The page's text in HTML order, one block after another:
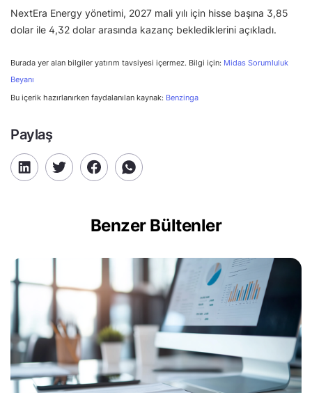
NextEra Energy yönetimi, 2027 mali yılı için hisse başına 3,85
dolar ile 4,32 dolar arasında kazanç beklediklerini açıkladı.
Burada yer alan bilgiler yatırım tavsiyesi içermez. Bilgi için: Midas Sorumluluk
Beyanı
Bu içerik hazırlanırken faydalanılan kaynak: Benzinga
Paylaş
Benzer Bültenler